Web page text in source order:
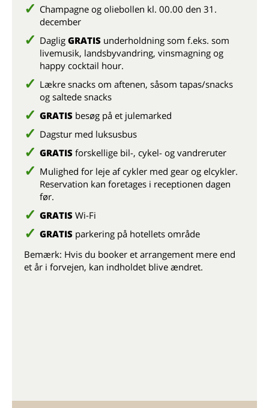
Champagne og oliebollen kl. 00.00 den 31.
december
Daglig GRATIS underholdning som f.eks. som
livemusik, landsbyvandring, vinsmagning og
happy cocktail hour.
Lækre snacks om aftenen, såsom tapas/snacks
og saltede snacks
GRATIS besøg på et julemarked
Dagstur med luksusbus
GRATIS forskellige bil-, cykel- og vandreruter
Mulighed for leje af cykler med gear og elcykler.
Reservation kan foretages i receptionen dagen
før.
GRATIS Wi-Fi
GRATIS parkering på hotellets område
Bemærk: Hvis du booker et arrangement mere end
et år i forvejen, kan indholdet blive ændret.